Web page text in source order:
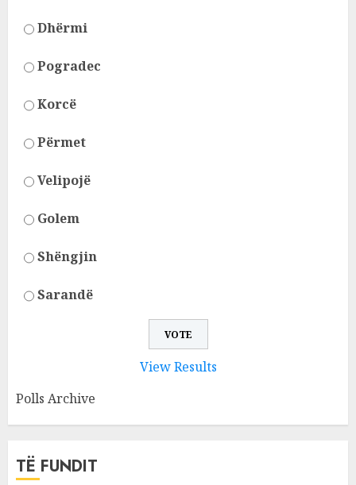
Dhërmi
Pogradec
Korcë
Përmet
Velipojë
Golem
Shëngjin
Sarandë
View Results
Polls Archive
TË FUNDIT